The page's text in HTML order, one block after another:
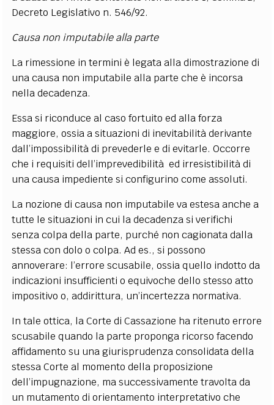
Decreto Legislativo n. 546/92.
Causa non imputabile alla parte
La rimessione in termini è legata alla dimostrazione di
una causa non imputabile alla parte che è incorsa
nella decadenza.
Essa si riconduce al caso fortuito ed alla forza
maggiore, ossia a situazioni di inevitabilità derivante
dall’impossibilità di prevederle e di evitarle. Occorre
che i requisiti dell’imprevedibilità ed irresistibilità di
una causa impediente si configurino come assoluti.
La nozione di causa non imputabile va estesa anche a
tutte le situazioni in cui la decadenza si verifichi
senza colpa della parte, purché non cagionata dalla
stessa con dolo o colpa. Ad es., si possono
annoverare: l’errore scusabile, ossia quello indotto da
indicazioni insufficienti o equivoche dello stesso atto
impositivo o, addirittura, un’incertezza normativa.
In tale ottica, la Corte di Cassazione ha ritenuto errore
scusabile quando la parte proponga ricorso facendo
affidamento su una giurisprudenza consolidata della
stessa Corte al momento della proposizione
dell’impugnazione, ma successivamente travolta da
un mutamento di orientamento interpretativo che